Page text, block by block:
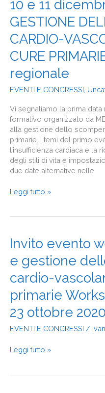
10 e 11
GESTIONE
CARDIO-
CURE
regionale
EVENTI E CONGRESSI
Vi segnaliamo la prima
formativo organizzato da
alla gestione dello
primarie. I temi del primo
l’insufficienza cardiaca e la
degli stili di vita e
due date alternative nelle
e
11
DIAGNOSI
E
GESTIONE
DELLO
SCOMPENSO
CARDIO-
NELLE
CURE
PRIMARIE
–
1°
webinar
regionale
Leggi tutto »
Invito evento
e gestione
cardio-
primarie
23 ottobre 2020
EVENTI E CONGRESSI /
Invito
evento
webinar
“Diagnosi
e
gestione
dello
scompenso
vascolare
cure
Workshop
Leggi tutto »